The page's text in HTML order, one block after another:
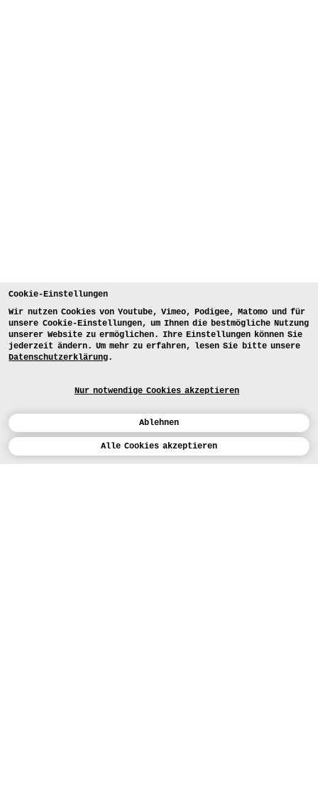
Cookie-Einstellungen
Wir nutzen Cookies von Youtube, Vimeo, Podigee, Matomo und für
unsere Cookie-Einstellungen, um Ihnen die bestmögliche Nutzung
unserer Website zu ermöglichen. Ihre Einstellungen können Sie
jederzeit ändern. Um mehr zu erfahren, lesen Sie bitte unsere
Datenschutzerklärung.
Nur notwendige Cookies akzeptieren
Ablehnen
Alle Cookies akzeptieren
Kalender